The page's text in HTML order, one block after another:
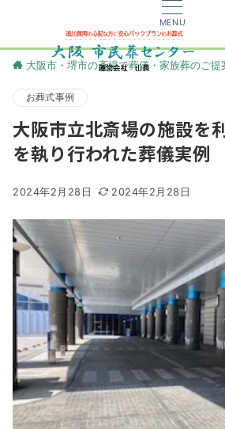
MENU
大阪市・堺市の斎場で葬儀・家族葬のご
お葬式事例
大阪市立北斎場の施設を
を執り行われた葬儀実例
2024年2月28日 2024年2月28日